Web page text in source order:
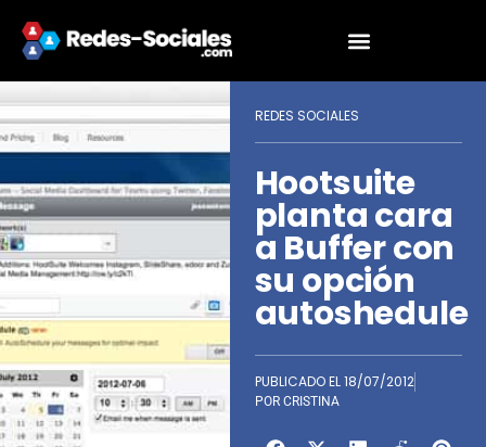
REDES SOCIALES
Hootsuite
planta cara
a Buffer con
su opción
autoshedule
PUBLICADO EL18/07/2012
POR CRISTINA